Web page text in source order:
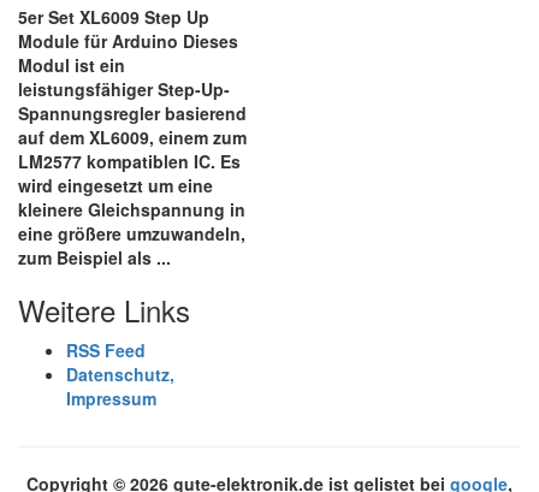
5er Set XL6009 Step Up
Module für Arduino Dieses
Modul ist ein
leistungsfähiger Step-Up-
Spannungsregler basierend
auf dem XL6009, einem zum
LM2577 kompatiblen IC. Es
wird eingesetzt um eine
kleinere Gleichspannung in
eine größere umzuwandeln,
zum Beispiel als ...
Weitere Links
RSS Feed
Datenschutz,
Impressum
Copyright © 2026 gute-elektronik.de ist gelistet bei google,